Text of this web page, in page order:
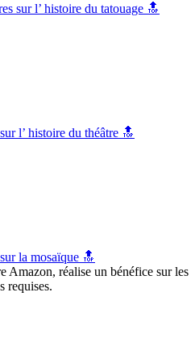
sur l’ histoire du tatouage 🔝
l’ histoire du théâtre 🔝
la mosaïque 🔝
Amazon, réalise un bénéfice sur les
requises.